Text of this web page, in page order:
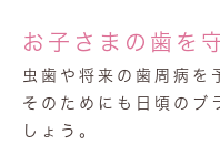
お子さまの歯を
虫歯や将来の歯周病を
そのためにも日頃のブ
しょう。